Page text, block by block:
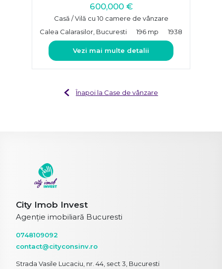
600,000 €
Casă / Vilă cu 10 camere de vânzare
Calea Calarasilor, Bucuresti
196 mp 1938
Vezi mai multe detalii
Înapoi la Case de vânzare
City Imob Invest
Agenție imobiliară Bucuresti
0748109092
contact@cityconsinv.ro
Strada Vasile Lucaciu, nr. 44, sect 3, Bucuresti